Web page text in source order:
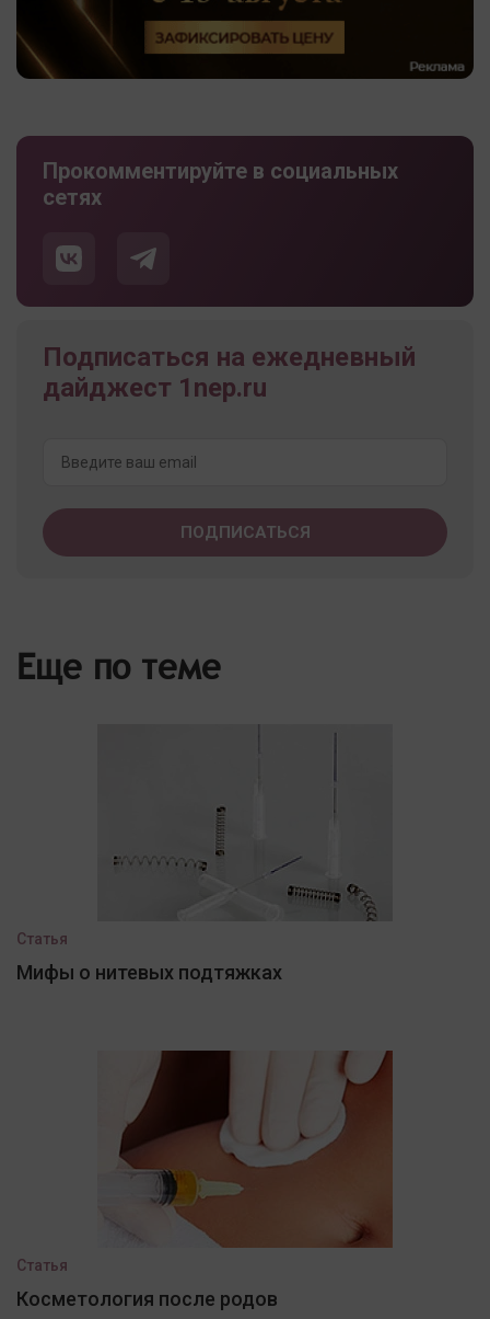
Прокомментируйте в социальных
сетях
Подписаться на ежедневный
дайджест 1nep.ru
Еще по теме
Статья
Мифы о нитевых подтяжках
Статья
Косметология после родов